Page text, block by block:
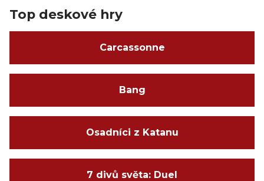
Top deskové hry
Carcassonne
Bang
Osadníci z Katanu
7 divů světa: Duel